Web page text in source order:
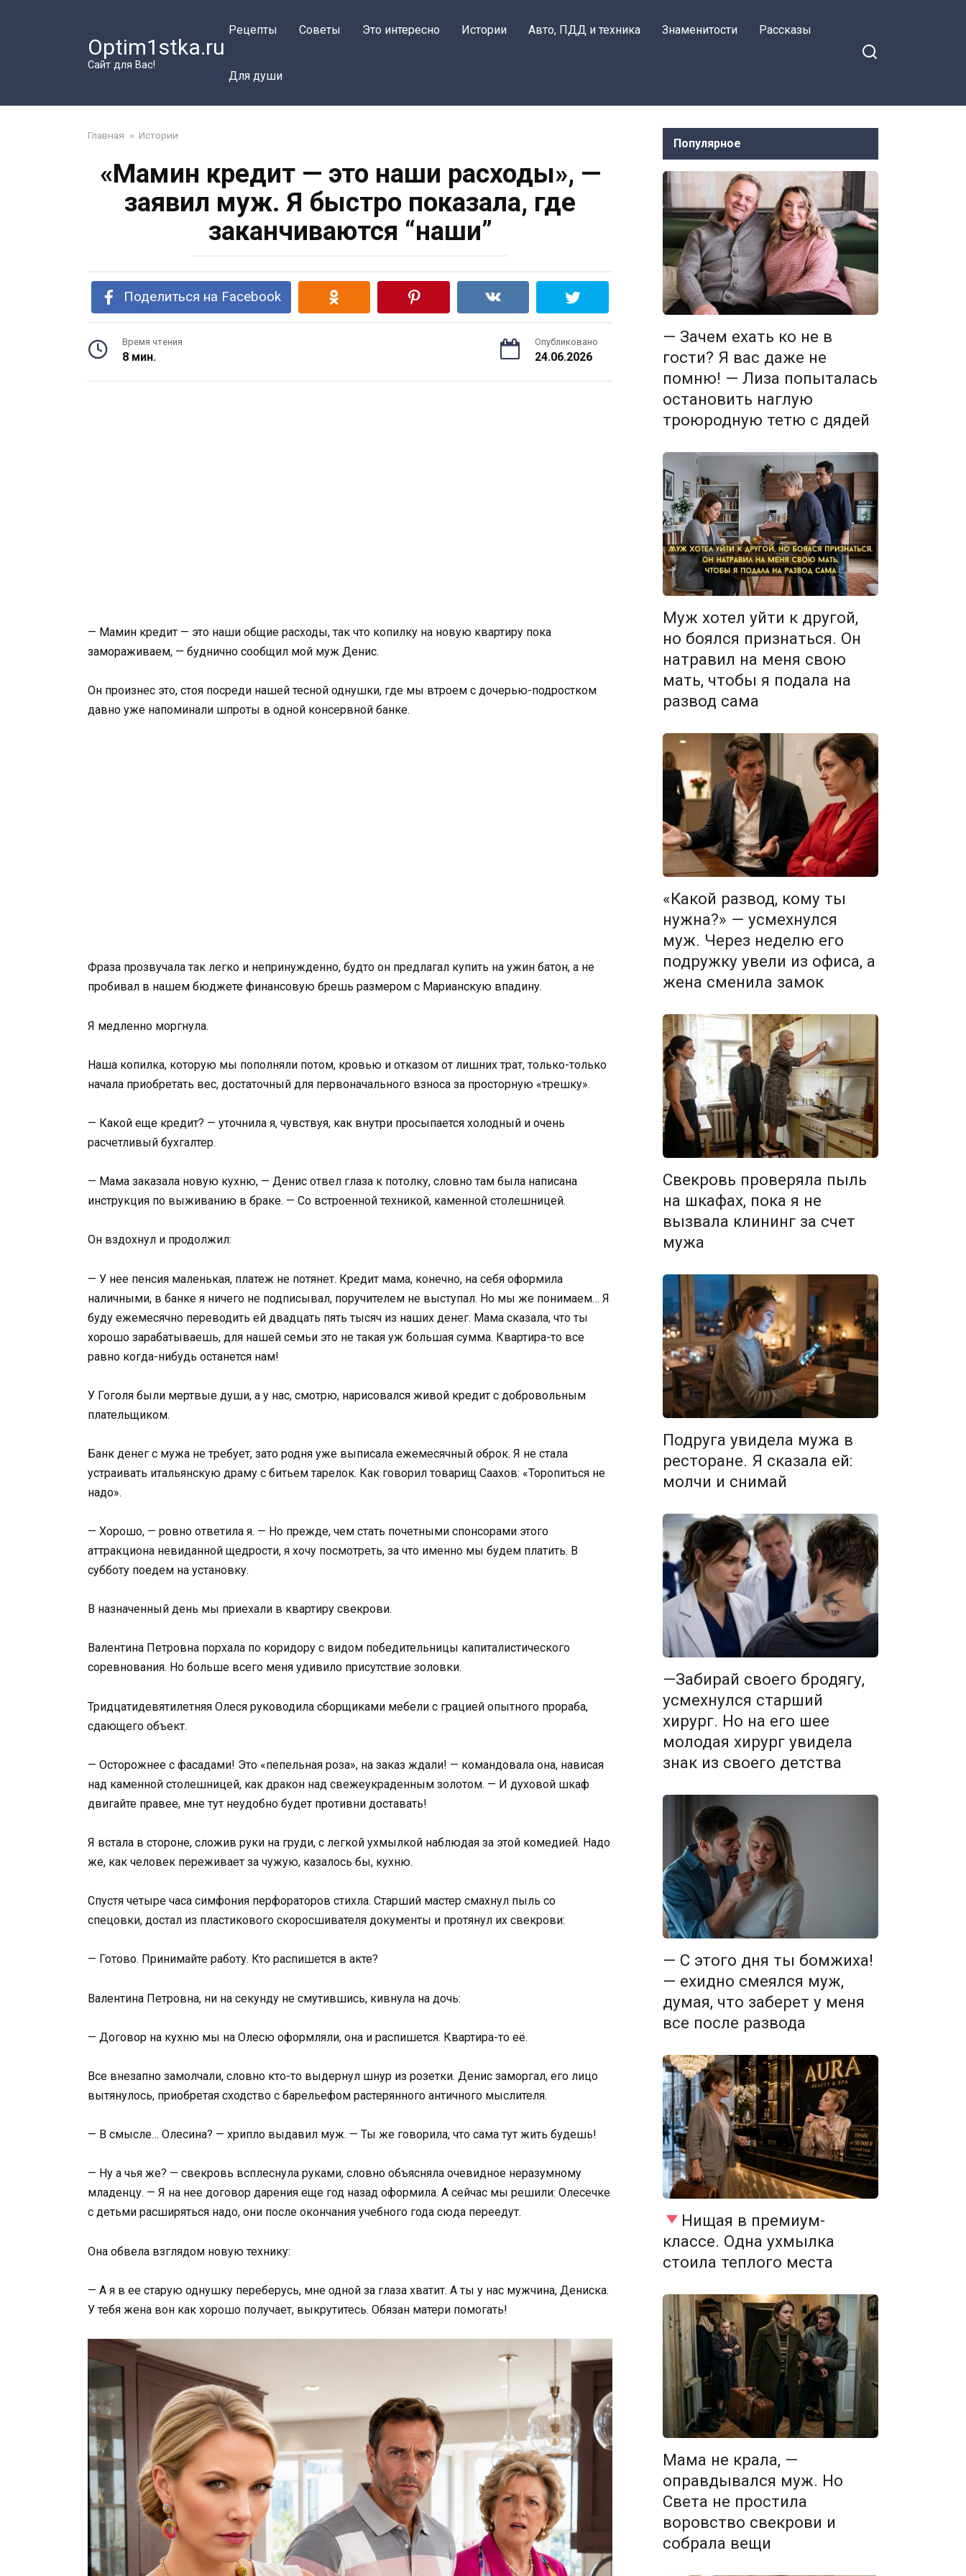
Optim1stka.ru
Сайт для Вас!
Рецепты Советы Это интересно Истории Авто, ПДД и техника Знаменитости Рассказы
Для души
Главная » Истории
«Мамин кредит — это наши расходы», —
заявил муж. Я быстро показала, где
заканчиваются “наши”
Поделиться на Facebook
Время чтения
8 мин.
Опубликовано
24.06.2026
— Мамин кредит — это наши общие расходы, так что копилку на новую квартиру пока
замораживаем, — буднично сообщил мой муж Денис.
Он произнес это, стоя посреди нашей тесной однушки, где мы втроем с дочерью-подростком
давно уже напоминали шпроты в одной консервной банке.
Фраза прозвучала так легко и непринужденно, будто он предлагал купить на ужин батон, а не
пробивал в нашем бюджете финансовую брешь размером с Марианскую впадину.
Я медленно моргнула.
Наша копилка, которую мы пополняли потом, кровью и отказом от лишних трат, только-только
начала приобретать вес, достаточный для первоначального взноса за просторную «трешку».
— Какой еще кредит? — уточнила я, чувствуя, как внутри просыпается холодный и очень
расчетливый бухгалтер.
— Мама заказала новую кухню, — Денис отвел глаза к потолку, словно там была написана
инструкция по выживанию в браке. — Со встроенной техникой, каменной столешницей.
Он вздохнул и продолжил:
— У нее пенсия маленькая, платеж не потянет. Кредит мама, конечно, на себя оформила
наличными, в банке я ничего не подписывал, поручителем не выступал. Но мы же понимаем… Я
буду ежемесячно переводить ей двадцать пять тысяч из наших денег. Мама сказала, что ты
хорошо зарабатываешь, для нашей семьи это не такая уж большая сумма. Квартира-то все
равно когда-нибудь останется нам!
У Гоголя были мертвые души, а у нас, смотрю, нарисовался живой кредит с добровольным
плательщиком.
Банк денег с мужа не требует, зато родня уже выписала ежемесячный оброк. Я не стала
устраивать итальянскую драму с битьем тарелок. Как говорил товарищ Саахов: «Торопиться не
надо».
— Хорошо, — ровно ответила я. — Но прежде, чем стать почетными спонсорами этого
аттракциона невиданной щедрости, я хочу посмотреть, за что именно мы будем платить. В
субботу поедем на установку.
В назначенный день мы приехали в квартиру свекрови.
Валентина Петровна порхала по коридору с видом победительницы капиталистического
соревнования. Но больше всего меня удивило присутствие золовки.
Тридцатидевятилетняя Олеся руководила сборщиками мебели с грацией опытного прораба,
сдающего объект.
— Осторожнее с фасадами! Это «пепельная роза», на заказ ждали! — командовала она, нависая
над каменной столешницей, как дракон над свежеукраденным золотом. — И духовой шкаф
двигайте правее, мне тут неудобно будет противни доставать!
Я встала в стороне, сложив руки на груди, с легкой ухмылкой наблюдая за этой комедией. Надо
же, как человек переживает за чужую, казалось бы, кухню.
Спустя четыре часа симфония перфораторов стихла. Старший мастер смахнул пыль со
спецовки, достал из пластикового скоросшивателя документы и протянул их свекрови:
— Готово. Принимайте работу. Кто распишется в акте?
Валентина Петровна, ни на секунду не смутившись, кивнула на дочь:
— Договор на кухню мы на Олесю оформляли, она и распишется. Квартира-то её.
Все внезапно замолчали, словно кто-то выдернул шнур из розетки. Денис заморгал, его лицо
вытянулось, приобретая сходство с барельефом растерянного античного мыслителя.
— В смысле… Олесина? — хрипло выдавил муж. — Ты же говорила, что сама тут жить будешь!
— Ну а чья же? — свекровь всплеснула руками, словно объясняла очевидное неразумному
младенцу. — Я на нее договор дарения еще год назад оформила. А сейчас мы решили: Олесечке
с детьми расширяться надо, они после окончания учебного года сюда переедут.
Она обвела взглядом новую технику:
— А я в ее старую однушку переберусь, мне одной за глаза хватит. А ты у нас мужчина, Дениска.
У тебя жена вон как хорошо получает, выкрутитесь. Обязан матери помогать!
Популярное
— Зачем ехать ко не в
гости? Я вас даже не
помню! — Лиза попыталась
остановить наглую
троюродную тетю с дядей
Муж хотел уйти к другой,
но боялся признаться. Он
натравил на меня свою
мать, чтобы я подала на
развод сама
«Какой развод, кому ты
нужна?» — усмехнулся
муж. Через неделю его
подружку увели из офиса, а
жена сменила замок
Свекровь проверяла пыль
на шкафах, пока я не
вызвала клининг за счет
мужа
Подруга увидела мужа в
ресторане. Я сказала ей:
молчи и снимай
—Забирай своего бродягу,
усмехнулся старший
хирург. Но на его шее
молодая хирург увидела
знак из своего детства
— С этого дня ты бомжиха!
— ехидно смеялся муж,
думая, что заберет у меня
все после развода
Нищая в премиум-
классе. Одна ухмылка
стоила теплого места
Мама не крала, —
оправдывался муж. Но
Света не простила
воровство свекрови и
собрала вещи